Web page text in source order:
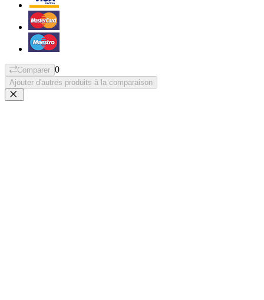
Comparer 0
Ajouter d'autres produits à la comparaison